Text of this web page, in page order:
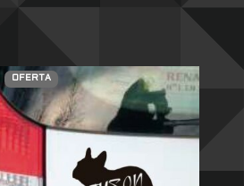
OFERTA